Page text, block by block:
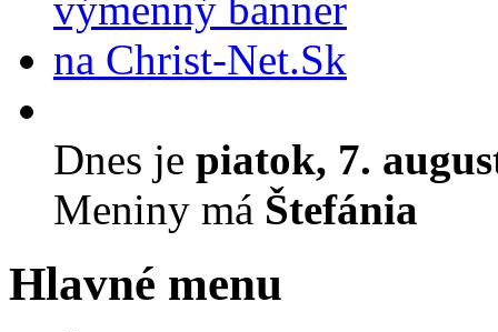
Dnes je piatok, 7.
Meniny má Štefánia
Hlavné menu